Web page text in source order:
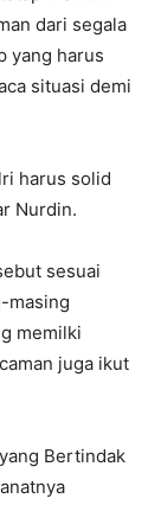
dari segala
yang harus
situasi demi
harus solid
Nurdin.
sesuai
masing
memilki
juga ikut
Bertindak